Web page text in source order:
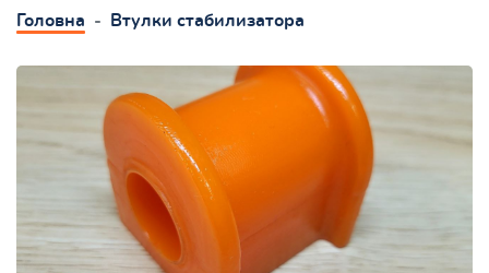
Головна Втулки стабилизатора